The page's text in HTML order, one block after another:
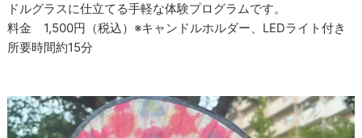
ドルグラスに仕立てる手軽な体験プログラムです。
料金 1,500円（税込）※キャンドルホルダー、LEDライト付き
所要時間約15分